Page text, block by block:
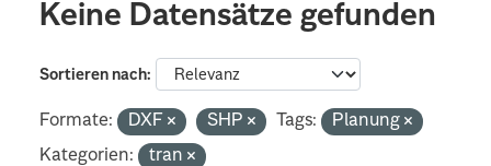
Keine Datensätze gefunden
Sortieren nach
Formate: DXF SHP Tags:
Planung
Kategorien:
tran